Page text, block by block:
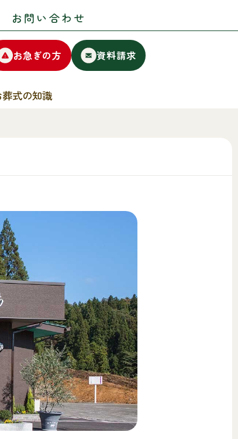
お問い合わせ
お急ぎの方 資料請求
葬式の知識